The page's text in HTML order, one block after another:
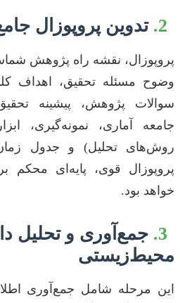
2. تدوین پروپوزال
پروپوزال، نقشه راه پژوهش
وضوح مسئله تحقیق، اهداف
سوالات پژوهش، پیشینه
جامعه آماری، نمونه‌گیری،
روش‌های تحلیل) و جدول
پروپوزال قوی، پایه‌ای محکم
خواهد بود.
3. جمع‌آوری و تحلیل
محیط‌زیستی
این مرحله شامل جمع‌آوری